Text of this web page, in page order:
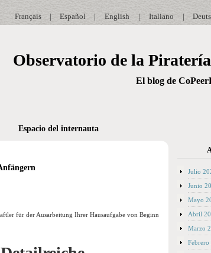
|
Italiano
|
English
|
Español
|
Français
Observatorio de la
El blog de
Espacio del internauta
für der Ausarbeitung Ihrer Hausaufgabe von Beginn
Julio
Junio
Mayo
Abril
Marzo
Febrero